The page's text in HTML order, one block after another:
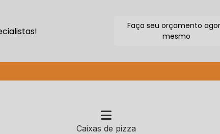
Faça seu orçamento
mesmo
caixas de pizza